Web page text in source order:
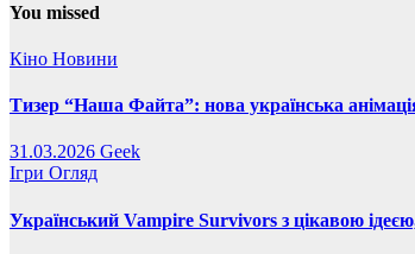
You missed
Кіно Новини
Тизер “Наша Файта”: нова українська
31.03.2026 Geek
Ігри Огляд
Український Vampire Survivors з цікавою